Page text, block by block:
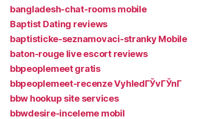
bangladesh-chat-rooms mobile
Baptist Dating reviews
baptisticke-seznamovaci-stranky Mobile
baton-rouge live escort reviews
bbpeoplemeet gratis
bbpeoplemeet-recenze VyhledГЎvГЎnГ­
bbw hookup site services
bbwdesire-inceleme mobil